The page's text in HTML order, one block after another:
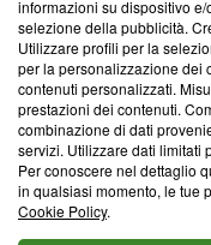
Redazione
Informativa Privacy
Cookie Policy
Blasting SA, IDI CHE-
Lugano (Svizzera) Tel:
© 2026 Blasting News
informazioni su dispositivo
selezione della pubblicità.
Utilizzare profili per la
per la personalizzazione dei
contenuti personalizzati.
prestazioni dei contenuti.
combinazione di dati
servizi. Utilizzare dati limitati
Per conoscere nel dettaglio
in qualsiasi momento, le tue
Cookie Policy.